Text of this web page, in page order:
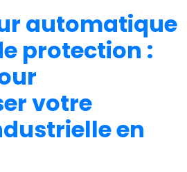
automatique
protection :
votre
en